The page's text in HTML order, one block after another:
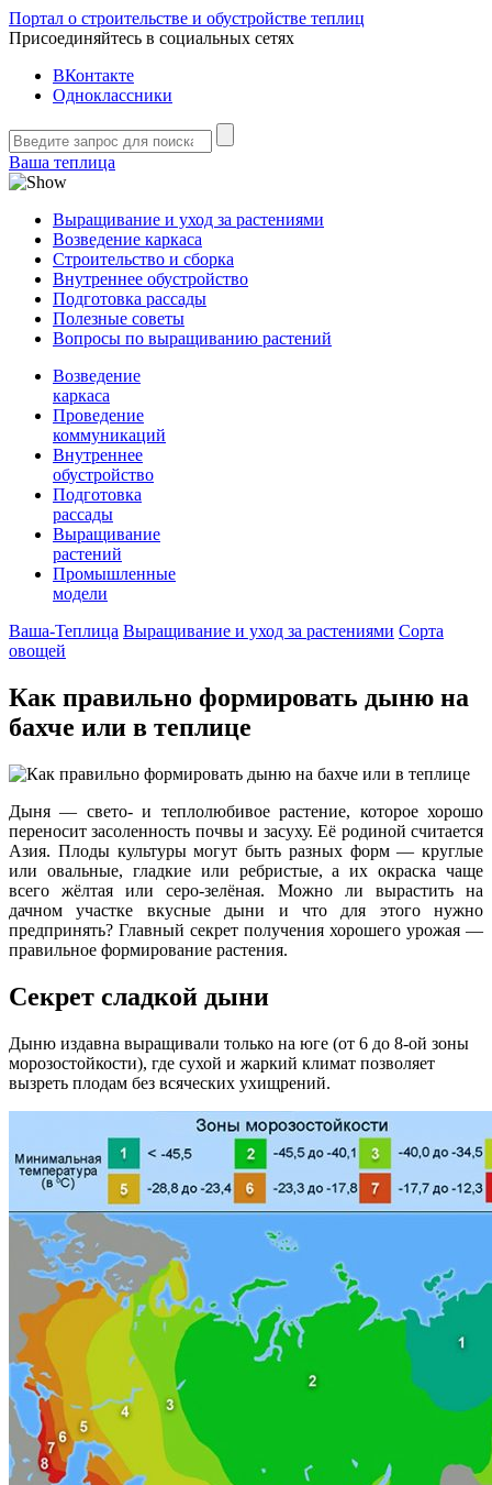
Портал о строительстве и обустройстве теплиц
Присоединяйтесь в социальных сетях
ВКонтакте
Одноклассники
Ваша теплица
Выращивание и уход за растениями
Возведение каркаса
Строительство и сборка
Внутреннее обустройство
Подготовка рассады
Полезные советы
Вопросы по выращиванию растений
Возведение
каркаса
Проведение
коммуникаций
Внутреннее
обустройство
Подготовка
рассады
Выращивание
растений
Промышленные
модели
Ваша-Теплица Выращивание и уход за растениями Сорта
овощей
Как правильно формировать дыню на
бахче или в теплице
Дыня — свето- и теплолюбивое растение, которое хорошо
переносит засоленность почвы и засуху. Её родиной считается
Азия. Плоды культуры могут быть разных форм — круглые
или овальные, гладкие или ребристые, а их окраска чаще
всего жёлтая или серо-зелёная. Можно ли вырастить на
дачном участке вкусные дыни и что для этого нужно
предпринять? Главный секрет получения хорошего урожая —
правильное формирование растения.
Секрет сладкой дыни
Дыню издавна выращивали только на юге (от 6 до 8-ой зоны
морозостойкости), где сухой и жаркий климат позволяет
вызреть плодам без всяческих ухищрений.